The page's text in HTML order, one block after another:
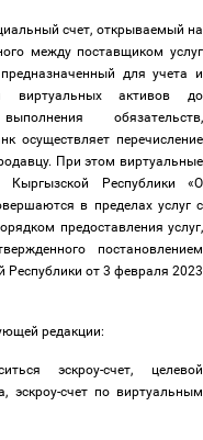
счет, открываемый на
между поставщиком услуг
для учета и
виртуальных активов до
обязательств,
осуществляет перечисление
При этом виртуальные
Республики «О
в пределах услуг с
предоставления услуг,
постановлением
от 3 февраля 2023
редакции:
эскроу-счет, целевой
эскроу-счет по виртуальным